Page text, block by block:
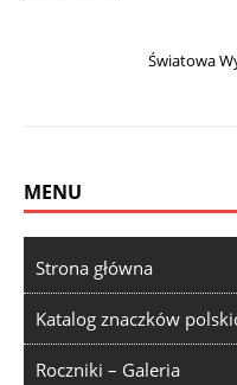
Światowa
MENU
Strona główna
Katalog znaczków
Roczniki – Galeria